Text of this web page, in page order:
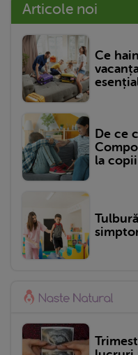
Articole noi
Ce
De ce
la copii